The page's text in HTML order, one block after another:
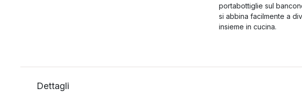
portabottiglie sul
si abbina facilmente a
insieme in cucina.
Dettagli